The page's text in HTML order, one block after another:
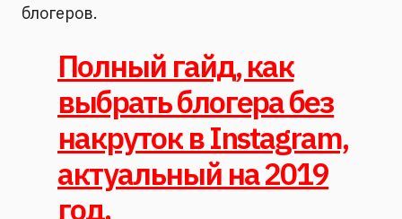
блогеров.
Полный гайд, как
выбрать блогера без
накруток в Instagram,
актуальный на 2019
год.